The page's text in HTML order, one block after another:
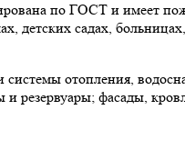
по ГОСТ и имеет
детских садах,
отопления,
резервуары; фасады,